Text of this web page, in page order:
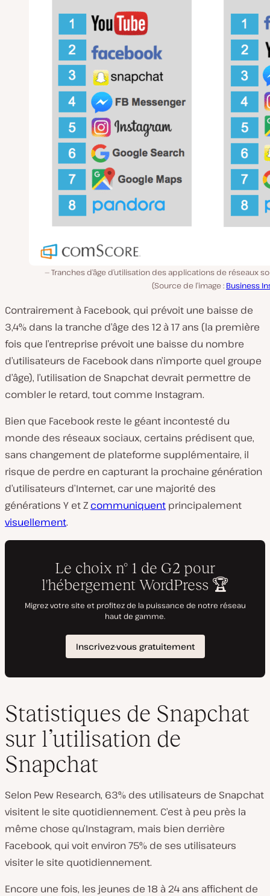
Tranches d’âge d’utilisation des applications de réseaux
(Source de l’image : Business
Contrairement à Facebook, qui prévoit une baisse de
3,4% dans la tranche d’âge des 12 à 17 ans (la première
fois que l’entreprise prévoit une baisse du nombre
d’utilisateurs de Facebook dans n’importe quel groupe
d’âge), l’utilisation de Snapchat devrait permettre de
combler le retard, tout comme Instagram.
Bien que Facebook reste le géant incontesté du
monde des réseaux sociaux, certains prédisent que,
sans changement de plateforme supplémentaire, il
risque de perdre en capturant la prochaine génération
d’utilisateurs d’Internet, car une majorité des
générations Y et Z communiquent principalement
visuellement.
Statistiques de Snapchat
sur l’utilisation de
Snapchat
Selon Pew Research, 63% des utilisateurs de Snapchat
visitent le site quotidiennement. C’est à peu près la
même chose qu’Instagram, mais bien derrière
Facebook, qui voit environ 75% de ses utilisateurs
visiter le site quotidiennement.
Encore une fois, les jeunes de 18 à 24 ans affichent de